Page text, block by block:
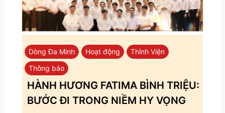
Dòng Đa Minh Hoạt động
Thỉnh Viện
Thông báo
HÀNH HƯƠNG FATIMA BÌNH TRIỆU:
BƯỚC ĐI TRONG NIỀM HY VỌNG